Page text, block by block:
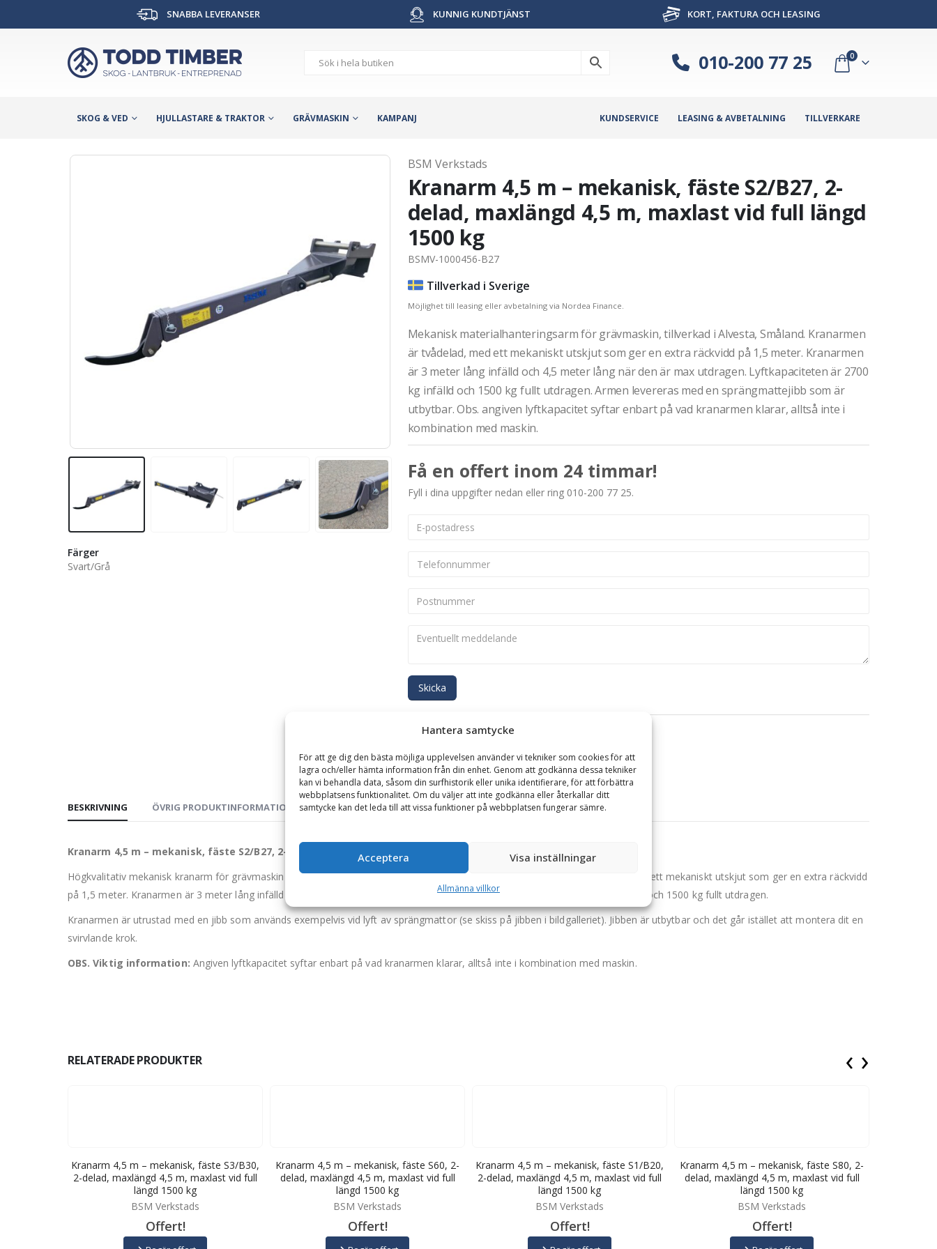
Hantera samtycke
För att ge dig den bästa möjliga upplevelsen använder vi tekniker som cookies för att
lagra och/eller hämta information från din enhet. Genom att godkänna dessa tekniker
kan vi behandla data, såsom din surfhistorik eller unika identifierare, för att förbättra
webbplatsens funktionalitet. Om du väljer att inte godkänna eller återkallar ditt
samtycke kan det leda till att vissa funktioner på webbplatsen fungerar sämre.
Acceptera Visa inställningar
Allmänna villkor
SNABBA LEVERANSER KUNNIG KUNDTJÄNST KORT, FAKTURA OCH LEASING
010-200 77 25 0
SKOG & VED HJULLASTARE & TRAKTOR GRÄVMASKIN KAMPANJ KUNDSERVICE LEASING & AVBETALNING TILLVERKARE
Färger
Svart/Grå
BSM Verkstads
Kranarm 4,5 m – mekanisk, fäste S2/B27, 2-
delad, maxlängd 4,5 m, maxlast vid full längd
1500 kg
BSMV-1000456-B27
Tillverkad i Sverige
Möjlighet till leasing eller avbetalning via Nordea Finance.
Mekanisk materialhanteringsarm för grävmaskin, tillverkad i Alvesta, Småland. Kranarmen
är tvådelad, med ett mekaniskt utskjut som ger en extra räckvidd på 1,5 meter. Kranarmen
är 3 meter lång infälld och 4,5 meter lång när den är max utdragen. Lyftkapaciteten är 2700
kg infälld och 1500 kg fullt utdragen. Armen levereras med en sprängmattejibb som är
utbytbar. Obs. angiven lyftkapacitet syftar enbart på vad kranarmen klarar, alltså inte i
kombination med maskin.
Få en offert inom 24 timmar!
Fyll i dina uppgifter nedan eller ring 010-200 77 25.
Skicka
Se alla produkter inom samma kategori
Kranarmar Mekaniska
BESKRIVNING ÖVRIG PRODUKTINFORMATION GARANTI
Kranarm 4,5 m – mekanisk, fäste S2/B27, 2-delad, maxlängd 4,5 m, maxlast vid full längd 1500 kg
Högkvalitativ mekanisk kranarm för grävmaskin som är tillverkad i Alvesta, Småland. Materialhanteringsarmen är tvådelad, med ett mekaniskt utskjut som ger en extra räckvidd
på 1,5 meter. Kranarmen är 3 meter lång infälld och 4,5 meter lång när den är max utdragen. Lyftkapaciteten är 2700 kg infälld och 1500 kg fullt utdragen.
Kranarmen är utrustad med en jibb som används exempelvis vid lyft av sprängmattor (se skiss på jibben i bildgalleriet). Jibben är utbytbar och det går istället att montera dit en
svirvlande krok.
OBS. Viktig information: Angiven lyftkapacitet syftar enbart på vad kranarmen klarar, alltså inte i kombination med maskin.
RELATERADE PRODUKTER
Kranarm 4,5 m – mekanisk, fäste S3/B30,
2-delad, maxlängd 4,5 m, maxlast vid full
längd 1500 kg
BSM Verkstads
Offert!
Kranarm 4,5 m – mekanisk, fäste S60, 2-
delad, maxlängd 4,5 m, maxlast vid full
längd 1500 kg
BSM Verkstads
Offert!
Kranarm 4,5 m – mekanisk, fäste S1/B20,
2-delad, maxlängd 4,5 m, maxlast vid full
längd 1500 kg
BSM Verkstads
Offert!
Kranarm 4,5 m – mekanisk, fäste S80, 2-
delad, maxlängd 4,5 m, maxlast vid full
längd 1500 kg
BSM Verkstads
Offert!
‹ ›